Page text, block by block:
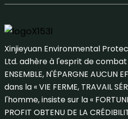
Xinjieyuan Environmental
Ltd. adhère à l'esprit de combat
ENSEMBLE, N'ÉPARGNE AUCUN
dans la « VIE FERME, TRAVAIL
l'homme, insiste sur la «
PROFIT OBTENU DE LA